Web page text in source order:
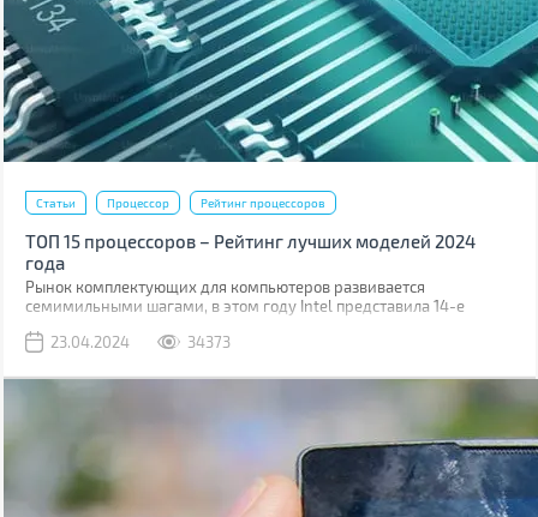
Статьи Процессор Рейтинг процессоров
ТОП 15 процессоров – Рейтинг лучших моделей 2024
года
Рынок комплектующих для компьютеров развивается
семимильными шагами, в этом году Intel представила 14-е
постепенно дешевеют решения для платформ с поддержкой
23.04.2024 34373